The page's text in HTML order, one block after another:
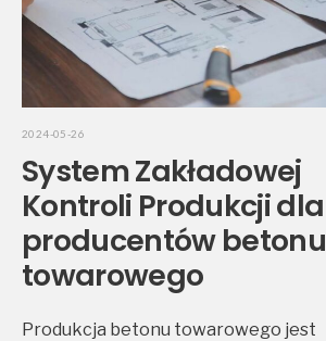
2024-05-26
System Zakładowej
Kontroli Produkcji dla
producentów betonu
towarowego
Produkcja betonu towarowego jest